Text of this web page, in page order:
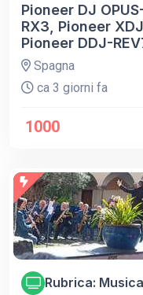
Pioneer DJ
RX3, Pioneer
Pioneer DDJ-
Spagna
ca 3 giorni fa
1000
Rubrica: Musica